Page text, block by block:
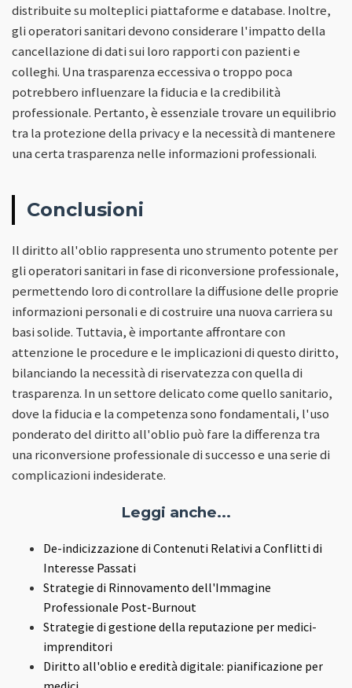
distribuite su molteplici piattaforme e database. Inoltre,
gli operatori sanitari devono considerare l'impatto della
cancellazione di dati sui loro rapporti con pazienti e
colleghi. Una trasparenza eccessiva o troppo poca
potrebbero influenzare la fiducia e la credibilità
professionale. Pertanto, è essenziale trovare un equilibrio
tra la protezione della privacy e la necessità di mantenere
una certa trasparenza nelle informazioni professionali.
Conclusioni
Il diritto all'oblio rappresenta uno strumento potente per
gli operatori sanitari in fase di riconversione professionale,
permettendo loro di controllare la diffusione delle proprie
informazioni personali e di costruire una nuova carriera su
basi solide. Tuttavia, è importante affrontare con
attenzione le procedure e le implicazioni di questo diritto,
bilanciando la necessità di riservatezza con quella di
trasparenza. In un settore delicato come quello sanitario,
dove la fiducia e la competenza sono fondamentali, l'uso
ponderato del diritto all'oblio può fare la differenza tra
una riconversione professionale di successo e una serie di
complicazioni indesiderate.
Leggi anche...
De-indicizzazione di Contenuti Relativi a Conflitti di
Interesse Passati
Strategie di Rinnovamento dell'Immagine
Professionale Post-Burnout
Strategie di gestione della reputazione per medici-
imprenditori
Diritto all'oblio e eredità digitale: pianificazione per